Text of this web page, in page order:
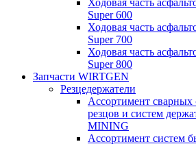
Ходовая часть
Super 600
Ходовая часть
Super 700
Ходовая часть
Super 800
Запчасти WIRTGEN
Резцедержатели
Ассортимент сварных
резцов и систем
MINING
Ассортимент систем